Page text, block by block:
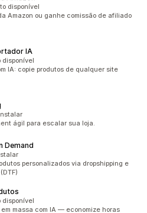
disponível
Amazon ou ganhe comissão de afiliado
IA
disponível
IA: copie produtos de qualquer site
ágil para escalar sua loja.
Demand
personalizados via dropshipping e
disponível
massa com IA — economize horas